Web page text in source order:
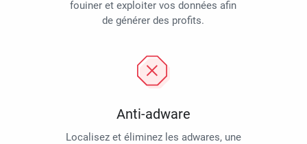
fouiner et exploiter vos données afin
de générer des profits.
Anti-adware
Localisez et éliminez les adwares, une